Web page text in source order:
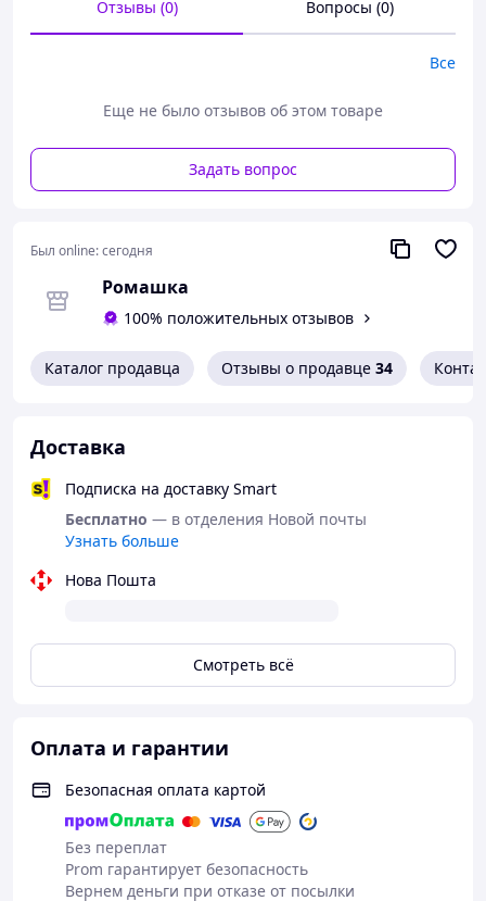
Тактическая футболка УБАКС с коротким рукавом
Тактическая футболка УБАКС с коротким
рукавом Пиксель — Векро платформы, дышащая
ткань, анатомический крой.
Оплата после получения
Отзывы (0) Вопросы (0)
Все
Еще не было отзывов об этом товаре
Задать вопрос
Был online:сегодня
Ромашка
100% положительных отзывов
Каталог продавца Отзывы о продавце 34
Доставка
Подписка на доставку Smart
Бесплатно — в отделения Новой почты
Узнать больше
Нова Пошта
Смотреть всё
Оплата и гарантии
Безопасная оплата картой
Без переплат
Prom гарантирует безопасность
Вернем деньги при отказе от посылки